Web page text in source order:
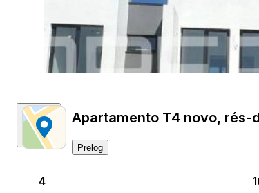
Apartamento T4 novo, rés-
Prelog
4